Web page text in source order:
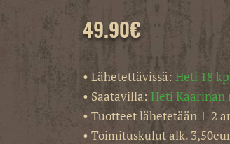
49.90€
• Lähetettävissä: Heti 18
• Saatavilla: Heti Kaarinan
• Tuotteet lähetetään 1-2
• Toimituskulut alk.